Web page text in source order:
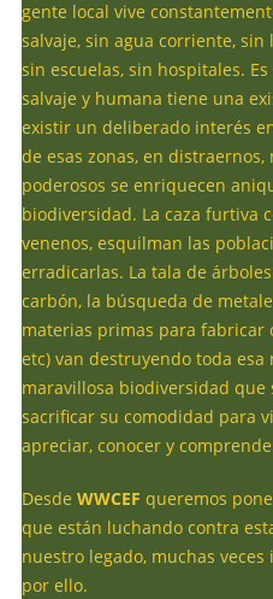
gente local vive
salvaje, sin agua corriente,
sin escuelas, sin hospitales.
salvaje y humana tiene una
existir un deliberado interés
de esas zonas, en
poderosos se enriquecen
biodiversidad. La caza furtiva
venenos, esquilman las
erradicarlas. La tala de
carbón, la búsqueda de
materias primas para fabricar
etc) van destruyendo toda esa
maravillosa biodiversidad que
sacrificar su comodidad para
apreciar, conocer y
Desde WWCEF queremos
que están luchando contra
nuestro legado, muchas
por ello.